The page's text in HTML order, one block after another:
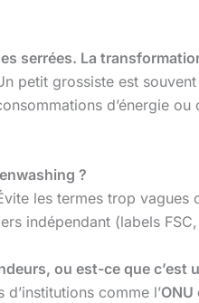
serrées. La
petit grossiste est
d’énergie
?
les termes trop
indépendant (labels
ou est-ce que c’est
comme l’